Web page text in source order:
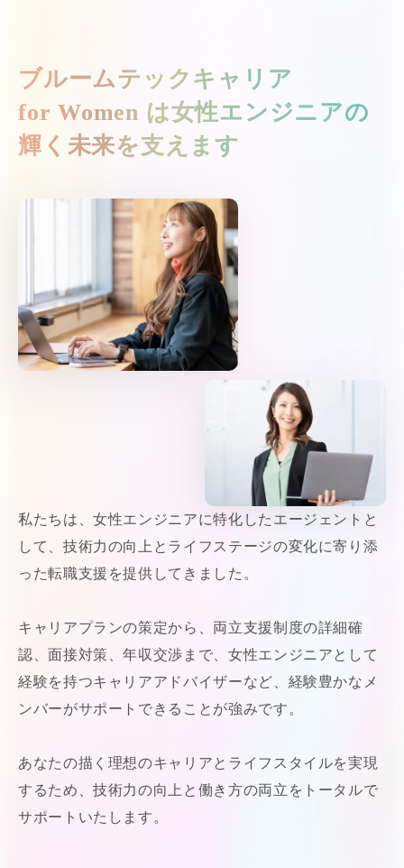
ブルームテックキャリア
for Women は女性エンジニアの
輝く未来を支えます
私たちは、女性エンジニアに特化したエージェントと
して、技術力の向上とライフステージの変化に寄り添
った転職支援を提供してきました。
キャリアプランの策定から、両立支援制度の詳細確
認、面接対策、年収交渉まで、女性エンジニアとして
経験を持つキャリアアドバイザーなど、経験豊かなメ
ンバーがサポートできることが強みです。
あなたの描く理想のキャリアとライフスタイルを実現
するため、技術力の向上と働き方の両立をトータルで
サポートいたします。